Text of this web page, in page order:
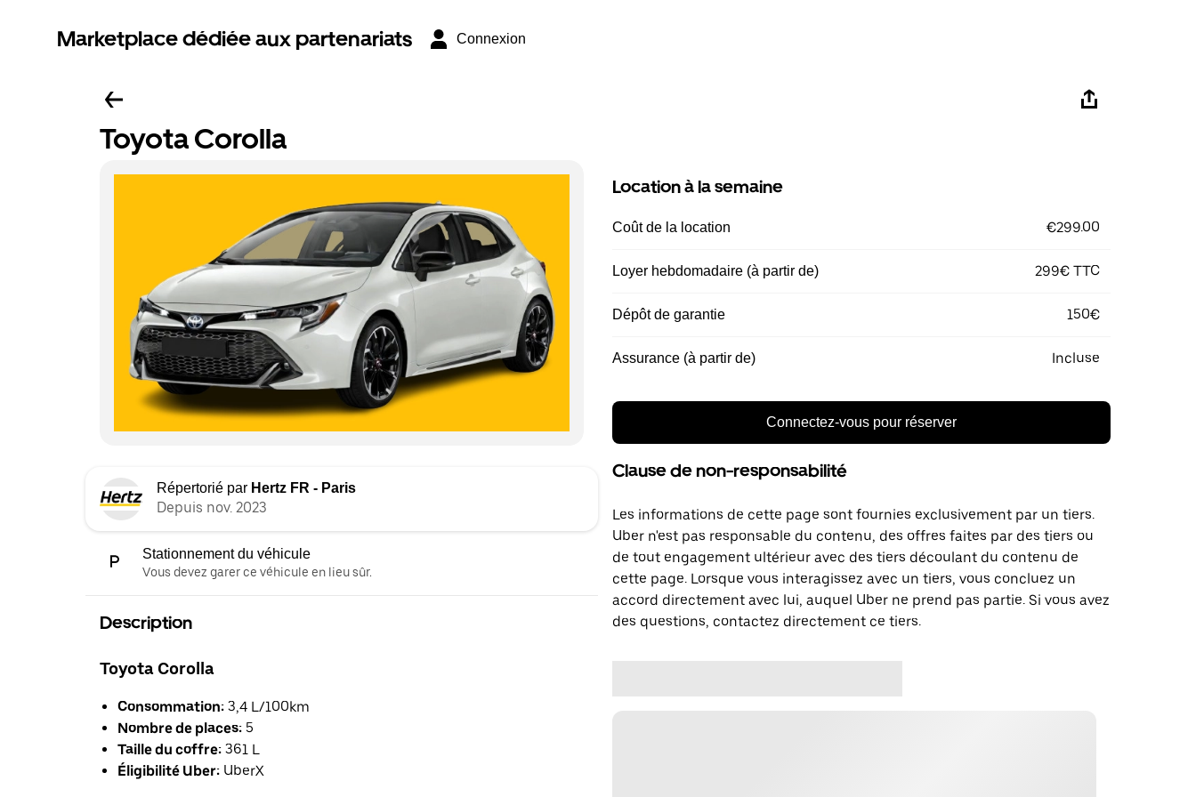
Marketplace dédiée aux partenariats Connexion
Toyota Corolla
Répertorié par Hertz FR - Paris
Depuis nov. 2023
Stationnement du véhicule
Vous devez garer ce véhicule en lieu sûr.
Description
Toyota Corolla
Consommation: 3,4 L/100km
Nombre de places: 5
Taille du coffre: 361 L
Éligibilité Uber: UberX
Location à la semaine
Coût de la location €299.00
Loyer hebdomadaire (à partir de) 299€ TTC
Dépôt de garantie 150€
Assurance (à partir de) Incluse
Connectez-vous pour réserver
Clause de non-responsabilité
Les informations de cette page sont fournies exclusivement par un tiers.
Uber n'est pas responsable du contenu, des offres faites par des tiers ou
de tout engagement ultérieur avec des tiers découlant du contenu de
cette page. Lorsque vous interagissez avec un tiers, vous concluez un
accord directement avec lui, auquel Uber ne prend pas partie. Si vous avez
des questions, contactez directement ce tiers.